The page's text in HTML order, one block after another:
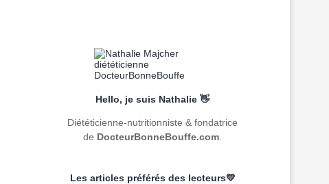
Hello, je suis Nathalie 👋
Diététicienne-nutritionniste & fondatrice
de DocteurBonneBouffe.com
Les articles préférés des lecteurs💛